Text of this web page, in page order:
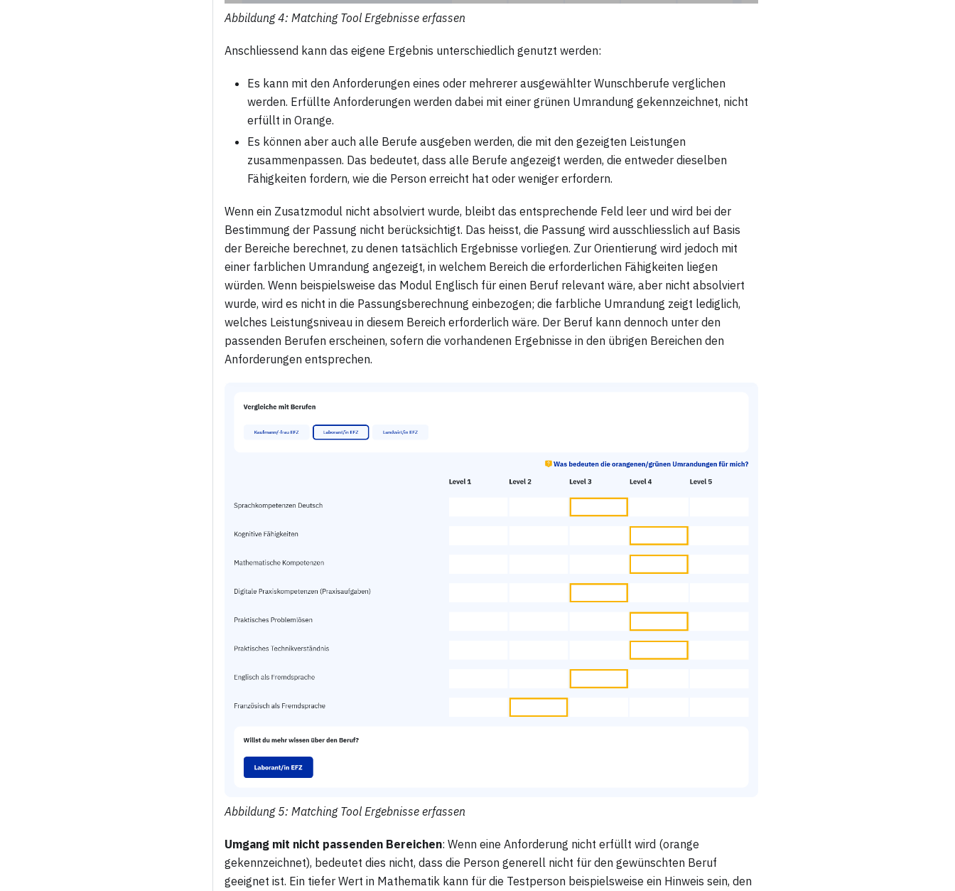
Abbildung 4: Matching Tool Ergebnisse erfassen
Anschliessend kann das eigene Ergebnis unterschiedlich genutzt werden:
Es kann mit den Anforderungen eines oder mehrerer ausgewählter Wunschberufe verglichen
werden. Erfüllte Anforderungen werden dabei mit einer grünen Umrandung gekennzeichnet, nicht
erfüllt in Orange.
Es können aber auch alle Berufe ausgeben werden, die mit den gezeigten Leistungen
zusammenpassen. Das bedeutet, dass alle Berufe angezeigt werden, die entweder dieselben
Fähigkeiten fordern, wie die Person erreicht hat oder weniger erfordern.
Wenn ein Zusatzmodul nicht absolviert wurde, bleibt das entsprechende Feld leer und wird bei der
Bestimmung der Passung nicht berücksichtigt. Das heisst, die Passung wird ausschliesslich auf Basis
der Bereiche berechnet, zu denen tatsächlich Ergebnisse vorliegen. Zur Orientierung wird jedoch mit
einer farblichen Umrandung angezeigt, in welchem Bereich die erforderlichen Fähigkeiten liegen
würden. Wenn beispielsweise das Modul Englisch für einen Beruf relevant wäre, aber nicht absolviert
wurde, wird es nicht in die Passungsberechnung einbezogen; die farbliche Umrandung zeigt lediglich,
welches Leistungsniveau in diesem Bereich erforderlich wäre. Der Beruf kann dennoch unter den
passenden Berufen erscheinen, sofern die vorhandenen Ergebnisse in den übrigen Bereichen den
Anforderungen entsprechen.
Abbildung 5: Matching Tool Ergebnisse erfassen
Umgang mit nicht passenden Bereichen: Wenn eine Anforderung nicht erfüllt wird (orange
gekennzeichnet), bedeutet dies nicht, dass die Person generell nicht für den gewünschten Beruf
geeignet ist. Ein tiefer Wert in Mathematik kann für die Testperson beispielsweise ein Hinweis sein, den